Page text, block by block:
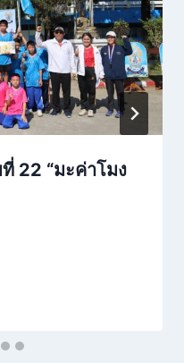
22 “มะค่าโมง